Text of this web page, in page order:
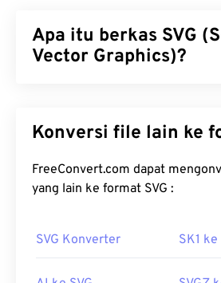
Apa itu berkas SVG
Vector Graphics)?
resolusi. Format ini berbasis
mendukung animasi terbatas.
penggunaan berkas SVG, sesuai
Selain itu, SVG unik karena
FreeConvert.com dapat
yang lain ke format SVG :
SVG Konverter SK1 ke